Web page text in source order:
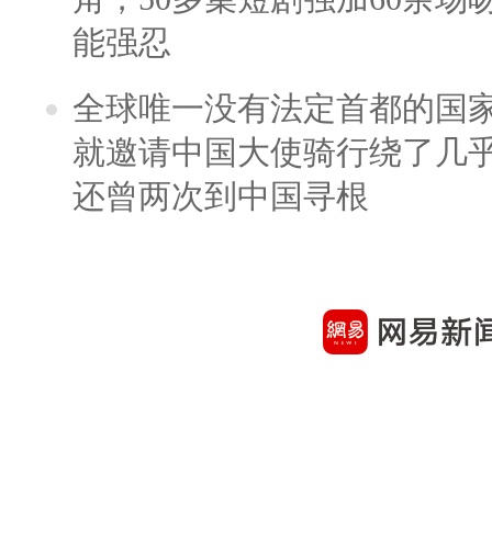
能强忍
全球唯一没有法定首都的国
就邀请中国大使骑行绕了几
还曾两次到中国寻根